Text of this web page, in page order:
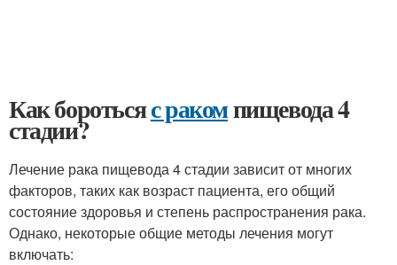
Как боротьсяс ракомпищевода 4
стадии?
Лечение рака пищевода 4 стадии зависит от многих
факторов, таких как возраст пациента, его общий
состояние здоровья и степень распространения рака.
Однако, некоторые общие методы лечения могут
включать: